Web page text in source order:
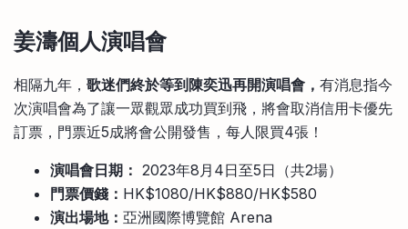
姜濤個人演唱會
相隔九年， 歌迷們終於等到陳奕迅再開演唱會， 有消息指今
次演唱會為了讓一眾觀眾成功買到飛，將會取消信用卡優先
訂票，門票近5成將會公開發售，每人限買4張！
演唱會日期： 2023年8月4日至5日（共2場）
門票價錢： HK$1080/HK$880/HK$580
演出場地： 亞洲國際博覽館 Arena